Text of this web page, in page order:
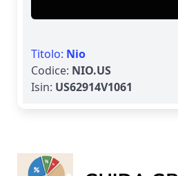
Titolo: Nio
Codice: NIO.US
Isin: US62914V1061